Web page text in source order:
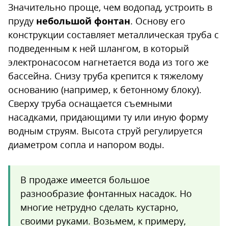
Значительно проще, чем водопад, устроить в
пруду небольшой фонтан. Основу его
конструкции составляет металлическая труба с
подведенным к ней шлангом, в который
электронасосом нагнетается вода из того же
бассейна. Снизу труба крепится к тяжелому
основанию (например, к бетонному блоку).
Сверху труба оснащается съемными
насадками, придающими ту или иную форму
водным струям. Высота струй регулируется
диаметром сопла и напором воды.
В продаже имеется большое
разнообразие фонтанных насадок. Но
многие нетрудно сделать кустарно,
своими руками. Возьмем, к примеру,